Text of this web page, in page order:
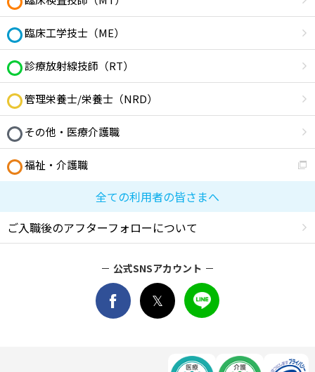
臨床工学技士（ME）
診療放射線技師（RT）
管理栄養士/栄養士（NRD）
その他・医療介護職
福祉・介護職
全ての利用者の皆さまへ
ご入職後のアフターフォローについて
公式SNSアカウント